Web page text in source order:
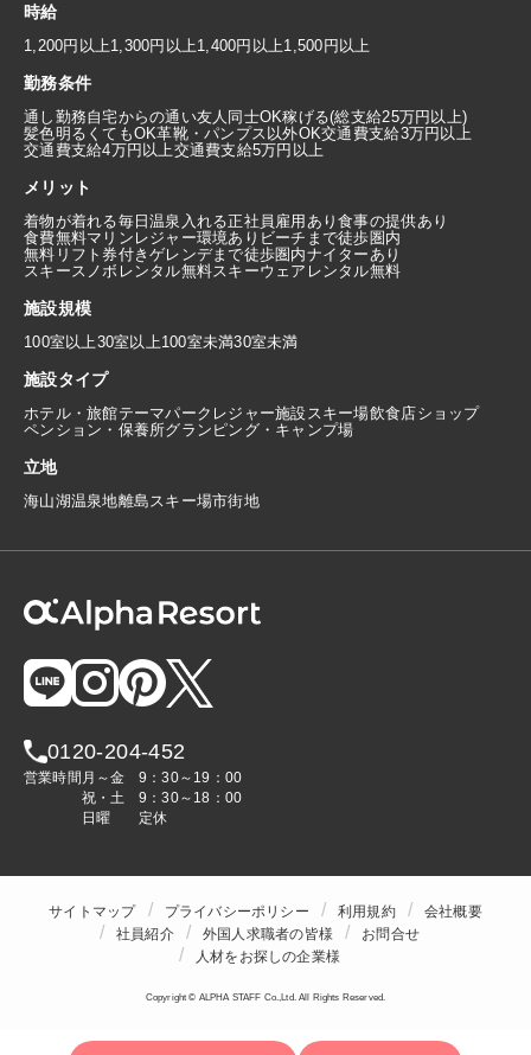
時給
1,200円以上1,300円以上1,400円以上1,500円以上
勤務条件
通し勤務自宅からの通い友人同士OK稼げる(総支給25万円以上)
髪色明るくてもOK革靴・パンプス以外OK交通費支給3万円以上
交通費支給4万円以上交通費支給5万円以上
メリット
着物が着れる毎日温泉入れる正社員雇用あり食事の提供あり
食費無料マリンレジャー環境あり ビーチまで徒歩圏内
無料リフト券付きゲレンデまで徒歩圏内ナイターあり
スキースノボレンタル無料スキーウェアレンタル無料
施設規模
100室以上30室以上100室未満30室未満
施設タイプ
ホテル・旅館テーマパーク レジャー施設スキー場飲食店ショップ
ペンション・保養所グランピング・キャンプ場
立地
海山湖温泉地離島スキー場市街地
0120-204-452
営業時間 月～金
9：30～19：00
祝・土
9：30～18：00
日曜
定休
サイトマップ プライバシーポリシー 利用規約
会社概要
社員紹介
外国人求職者の皆様
お問合せ
人材をお探しの企業様
Copyright © ALPHA STAFF Co.,Ltd. All Rights Reserved.